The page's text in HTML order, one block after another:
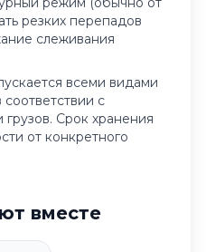
резких перепадов
слеживания
всеми видами
соответствии с
Срок хранения
от конкретного
вместе